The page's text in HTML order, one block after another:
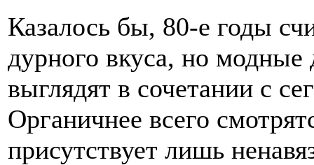
Казалось бы, 80-е годы
дурного вкуса, но модные
выглядят в сочетании с
Органичнее всего
присутствует лишь